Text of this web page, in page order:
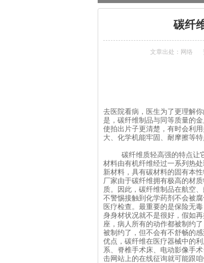
碳纤
文章出处：网络
去医院看病，医生为了更理解
是，碳纤维制品与同等质量的
使拍出片子更清楚，有时会利
大、化学机能牢固、耐摩擦等
碳纤维质轻高强的特点让它
材料由有机纤维经过一系列热
新材料，具有碳材料的固有本
厂家由于碳纤维拥有极高的材
质。因此，碳纤维制品在航空
不警惕接触到化学药剂不会被
医疗检查。最重要的是保险无
身身材状况就不是很好，假如
座，病人所有的动作都被制约
被制约了，但不会有不舒畅
优点，碳纤维在医疗器械中的
系、脊椎手术床、电动影像手
击网站上的在线征询就可能跟